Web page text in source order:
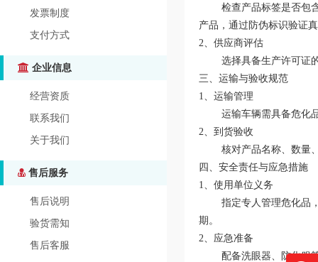
发票制度
支付方式
企业信息
经营资质
联系我们
关于我们
售后服务
售后说明
验货需知
售后客服
检查产品标签是否包含
产品，通过防伪标识验证
‌2、供应商评估‌
选择具备生产许可证的
‌三、运输与验收规范‌
‌1、运输管理‌
运输车辆需具备危化品
‌2、到货验收‌
核对产品名称、数量、
‌四、安全责任与应急措施‌
‌1、使用单位义务‌
指定专人管理危化品，
期。
‌2、应急准备‌
配备洗眼器、防化服等